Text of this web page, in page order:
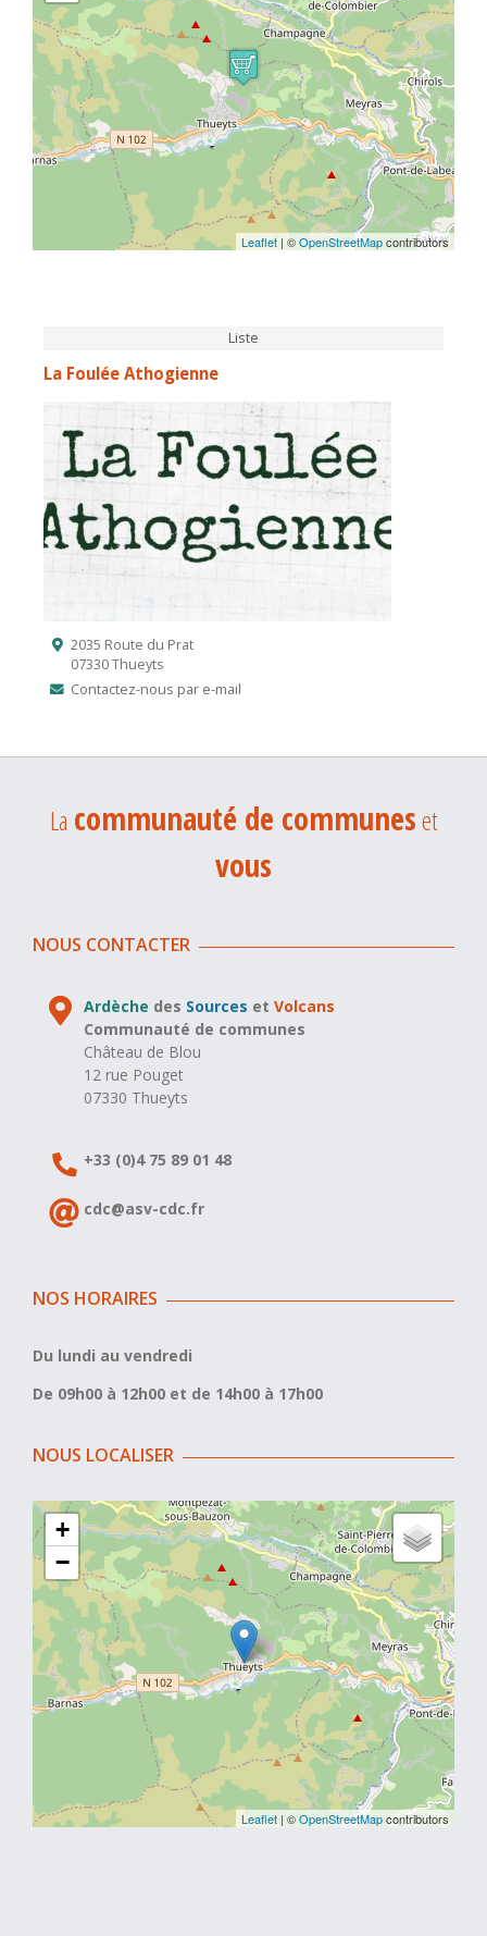
Leaflet | ©OpenStreetMapcontributors
Liste
La Foulée Athogienne
2035 Route du Prat
07330 Thueyts
Contactez-nous par e-mail
La communauté de communeset
vous
NOUS CONTACTER
Ardèche des Sources etVolcans
Communauté de communes
Château de Blou
12 rue Pouget
07330 Thueyts
+33 (0)4 75 89 01 48
cdc@asv-cdc.fr
NOS HORAIRES
Du lundi au vendredi
De 09h00 à 12h00 et de 14h00 à 17h00
NOUS LOCALISER
+
−
Leaflet | ©OpenStreetMapcontributors